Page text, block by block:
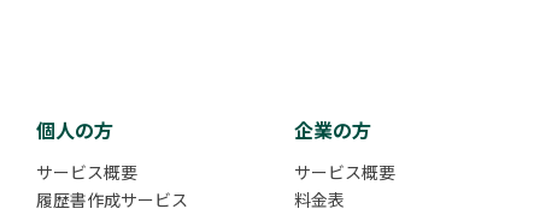
個人の方
サービス概要
履歴書作成サービス
企業の方
サービス概要
料金表